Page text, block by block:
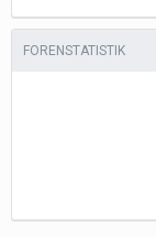
FORENSTATISTIK